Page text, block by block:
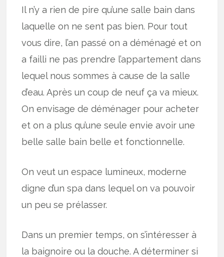
Il n’y a rien de pire qu’une salle bain dans
laquelle on ne sent pas bien. Pour tout
vous dire, l’an passé on a déménagé et on
a failli ne pas prendre l’appartement dans
lequel nous sommes à cause de la salle
d’eau. Après un coup de neuf ça va mieux.
On envisage de déménager pour acheter
et on a plus qu’une seule envie avoir une
belle salle bain belle et fonctionnelle.
On veut un espace lumineux, moderne
digne d’un spa dans lequel on va pouvoir
un peu se prélasser.
Dans un premier temps, on s’intéresser à
la baignoire ou la douche. A déterminer si